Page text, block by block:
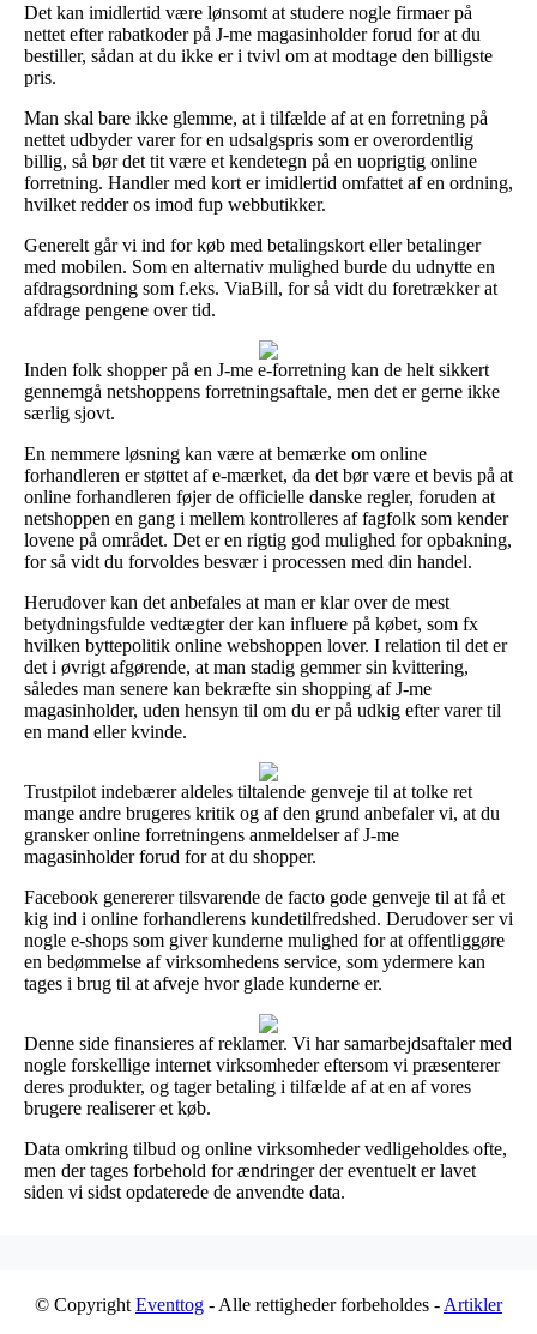
Det kan imidlertid være lønsomt at studere nogle firmaer på
nettet efter rabatkoder på J-me magasinholder forud for at du
bestiller, sådan at du ikke er i tvivl om at modtage den billigste
pris.
Man skal bare ikke glemme, at i tilfælde af at en forretning på
nettet udbyder varer for en udsalgspris som er overordentlig
billig, så bør det tit være et kendetegn på en uoprigtig online
forretning. Handler med kort er imidlertid omfattet af en ordning,
hvilket redder os imod fup webbutikker.
Generelt går vi ind for køb med betalingskort eller betalinger
med mobilen. Som en alternativ mulighed burde du udnytte en
afdragsordning som f.eks. ViaBill, for så vidt du foretrækker at
afdrage pengene over tid.
Inden folk shopper på en J-me e-forretning kan de helt sikkert
gennemgå netshoppens forretningsaftale, men det er gerne ikke
særlig sjovt.
En nemmere løsning kan være at bemærke om online
forhandleren er støttet af e-mærket, da det bør være et bevis på at
online forhandleren føjer de officielle danske regler, foruden at
netshoppen en gang i mellem kontrolleres af fagfolk som kender
lovene på området. Det er en rigtig god mulighed for opbakning,
for så vidt du forvoldes besvær i processen med din handel.
Herudover kan det anbefales at man er klar over de mest
betydningsfulde vedtægter der kan influere på købet, som fx
hvilken byttepolitik online webshoppen lover. I relation til det er
det i øvrigt afgørende, at man stadig gemmer sin kvittering,
således man senere kan bekræfte sin shopping af J-me
magasinholder, uden hensyn til om du er på udkig efter varer til
en mand eller kvinde.
Trustpilot indebærer aldeles tiltalende genveje til at tolke ret
mange andre brugeres kritik og af den grund anbefaler vi, at du
gransker online forretningens anmeldelser af J-me
magasinholder forud for at du shopper.
Facebook genererer tilsvarende de facto gode genveje til at få et
kig ind i online forhandlerens kundetilfredshed. Derudover ser vi
nogle e-shops som giver kunderne mulighed for at offentliggøre
en bedømmelse af virksomhedens service, som ydermere kan
tages i brug til at afveje hvor glade kunderne er.
Denne side finansieres af reklamer. Vi har samarbejdsaftaler med
nogle forskellige internet virksomheder eftersom vi præsenterer
deres produkter, og tager betaling i tilfælde af at en af vores
brugere realiserer et køb.
Data omkring tilbud og online virksomheder vedligeholdes ofte,
men der tages forbehold for ændringer der eventuelt er lavet
siden vi sidst opdaterede de anvendte data.
© Copyright Eventtog - Alle rettigheder forbeholdes - Artikler